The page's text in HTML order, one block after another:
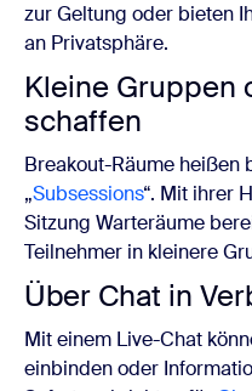
zur Geltung oder bieten
an Privatsphäre.
Kleine Gruppen
schaffen
Breakout-Räume heißen
„Subsessions“. Mit ihrer
Sitzung Warteräume
Teilnehmer in kleinere
Über Chat in
Mit einem Live-Chat
einbinden oder